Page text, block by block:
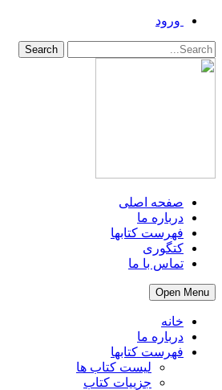
ورود
Search
صفحه اصلی
درباره ما
فهرست کتابها
کتگوری
تماس با ما
Open Menu
خانه
درباره ما
فهرست کتابها
لیست کتاب ها
جزییات کتاب